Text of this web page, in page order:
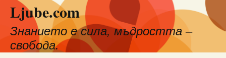
съдържанието
Ljube.com
Знанието е сила, мъдростта –
свобода.